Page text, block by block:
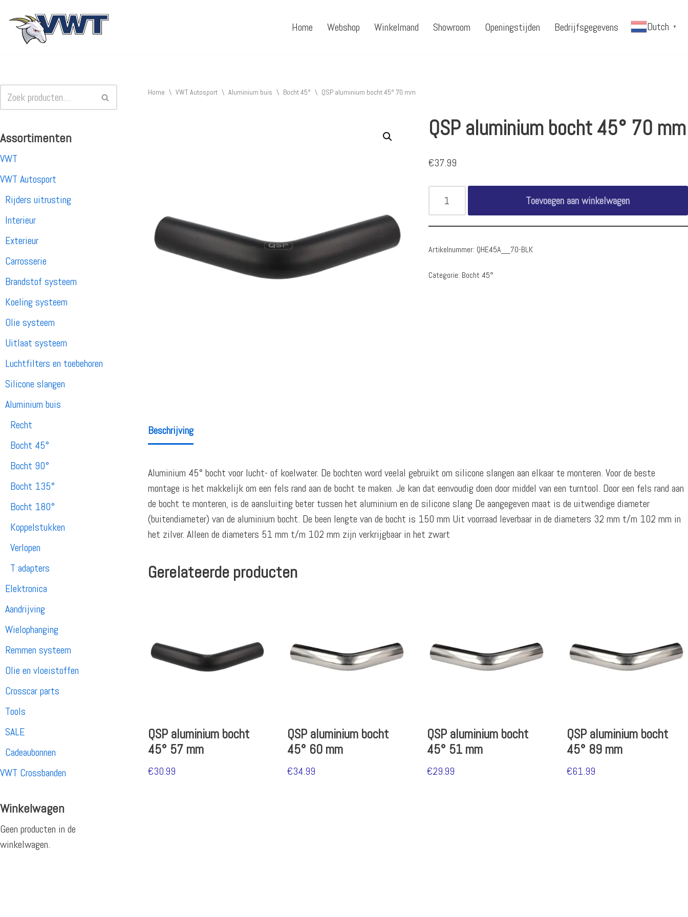
Ga
Home Webshop Winkelmand Showroom Openingstijden Bedrijfsgegevens Dutch ▼
Assortimenten
VWT
VWT Autosport
Rijders uitrusting
Interieur
Exterieur
Carrosserie
Brandstof systeem
Koeling systeem
Olie systeem
Uitlaat systeem
Luchtfilters en toebehoren
Silicone slangen
Aluminium buis
Recht
Bocht 45°
Bocht 90°
Bocht 135°
Bocht 180°
Koppelstukken
Verlopen
T adapters
Elektronica
Aandrijving
Wielophanging
Remmen systeem
Olie en vloeistoffen
Crosscar parts
Tools
SALE
Cadeaubonnen
VWT Crossbanden
Winkelwagen
Geen producten in de
winkelwagen.
Home \ VWT Autosport \ Aluminium buis \ Bocht 45° \ QSP aluminium bocht 45° 70 mm
QSP aluminium bocht 45° 70 mm
€37.99
Toevoegen aan winkelwagen
Artikelnummer: QHE45A__70-BLK
Categorie: Bocht 45°
Beschrijving
Aluminium 45° bocht voor lucht- of koelwater. De bochten word veelal gebruikt om silicone slangen aan elkaar te monteren. Voor de beste
montage is het makkelijk om een fels rand aan de bocht te maken. Je kan dat eenvoudig doen door middel van een turntool. Door een fels rand aan
de bocht te monteren, is de aansluiting beter tussen het aluminium en de silicone slang De aangegeven maat is de uitwendige diameter
(buitendiameter) van de aluminium bocht. De been lengte van de bocht is 150 mm Uit voorraad leverbaar in de diameters 32 mm t/m 102 mm in
het zilver. Alleen de diameters 51 mm t/m 102 mm zijn verkrijgbaar in het zwart
Gerelateerde producten
QSP aluminium bocht
45° 57 mm
€30.99
QSP aluminium bocht
45° 60 mm
€34.99
QSP aluminium bocht
45° 51 mm
€29.99
QSP aluminium bocht
45° 89 mm
€61.99